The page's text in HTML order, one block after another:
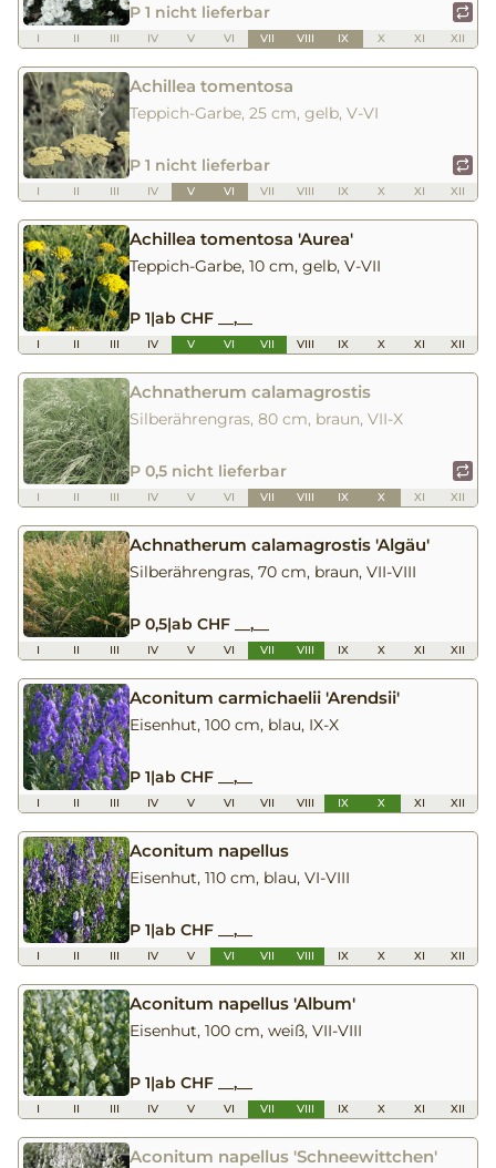
P 1 nicht lieferbar
I II III IV V VI VII VIII IX X XI XII
Achillea tomentosa
Teppich-Garbe, 25 cm, gelb, V-VI
P 1 nicht lieferbar
I II III IV V VI VII VIII IX X XI XII
Achillea tomentosa 'Aurea'
Teppich-Garbe, 10 cm, gelb, V-VII
P 1|ab CHF __,__
I II III IV V VI VII VIII IX X XI XII
Achnatherum calamagrostis
Silberährengras, 80 cm, braun, VII-X
P 0,5 nicht lieferbar
I II III IV V VI VII VIII IX X XI XII
Achnatherum calamagrostis 'Algäu'
Silberährengras, 70 cm, braun, VII-VIII
P 0,5|ab CHF __,__
I II III IV V VI VII VIII IX X XI XII
Aconitum carmichaelii 'Arendsii'
Eisenhut, 100 cm, blau, IX-X
P 1|ab CHF __,__
I II III IV V VI VII VIII IX X XI XII
Aconitum napellus
Eisenhut, 110 cm, blau, VI-VIII
P 1|ab CHF __,__
I II III IV V VI VII VIII IX X XI XII
Aconitum napellus 'Album'
Eisenhut, 100 cm, weiß, VII-VIII
P 1|ab CHF __,__
I II III IV V VI VII VIII IX X XI XII
Aconitum napellus 'Schneewittchen'